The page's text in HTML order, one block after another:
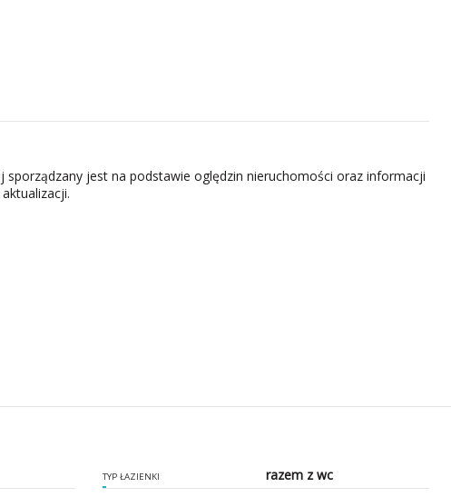
jest na podstawie oględzin nieruchomości oraz informacji
TYP ŁAZIENKI razem z wc